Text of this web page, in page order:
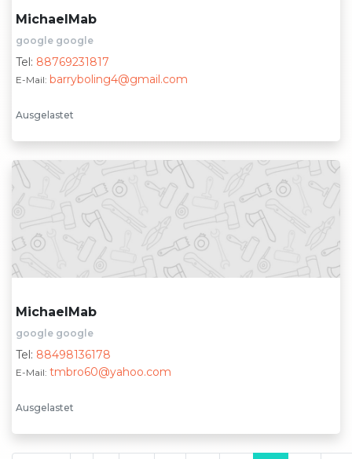
MichaelMab
google google
Tel: 88769231817
E-Mail: barryboling4@gmail.com
Ausgelastet
MichaelMab
google google
Tel: 88498136178
E-Mail: tmbro60@yahoo.com
Ausgelastet